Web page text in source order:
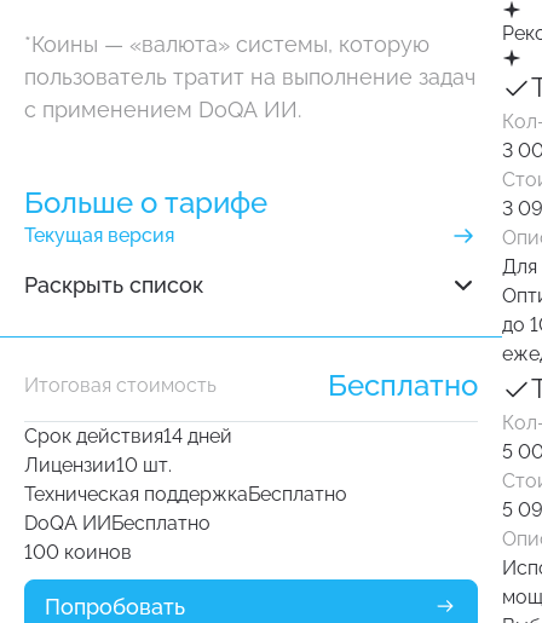
*Коины — «валюта» системы, которую
пользователь тратит на выполнение задач
с применением DoQA ИИ.
Больше о тарифе
Текущая версия
Раскрыть список
Размер хранилища 5 GB (увеличиваем
Полная функциональность без ограничений.
Регулярные обновления.
Миграция из других систем.
Неограниченное количество проектов, тест-
кейсов, чек-листов и бесплатных
наблюдателей.
Итоговая стоимость Бесплатно
Срок действия14 дней
Лицензии10 шт.
Техническая поддержкаБесплатно
DoQA ИИБесплатно
100 коинов
Попробовать
3
3
Для
до
5
5